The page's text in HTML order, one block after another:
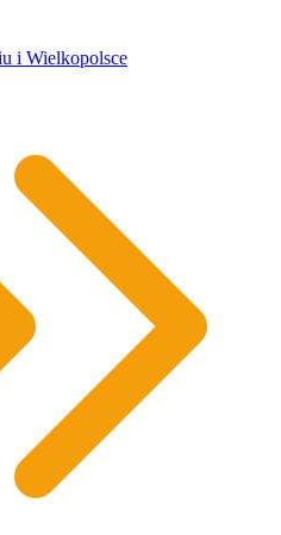
i Wielkopolsce